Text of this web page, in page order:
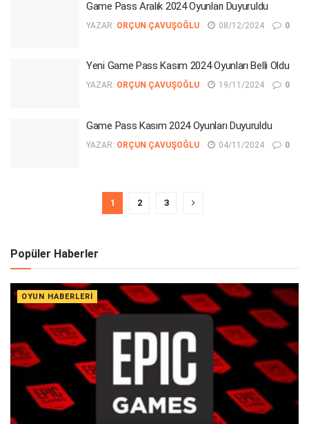
Game Pass Aralık 2024 Oyunları Duyuruldu
YAZAR: ORÇUN ÇAVUŞOĞLU 08/12/2024 0
Yeni Game Pass Kasım 2024 Oyunları Belli Oldu
YAZAR: ORÇUN ÇAVUŞOĞLU 19/11/2024 0
Game Pass Kasım 2024 Oyunları Duyuruldu
YAZAR: ORÇUN ÇAVUŞOĞLU 04/11/2024 0
1 2 3
Popüler Haberler
OYUN HABERLERI